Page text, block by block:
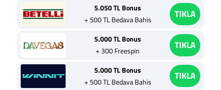
5.050 TL Bonus
+ 500 TL Bedava Bahis
TIKLA
5.000 TL Bonus
+ 300 Freespin
TIKLA
5.000 TL Bonus
+ 500 TL Bedava Bahis
TIKLA